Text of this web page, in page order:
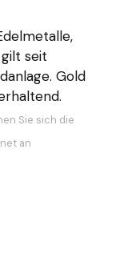
seit
Gold
Sie sich die
an